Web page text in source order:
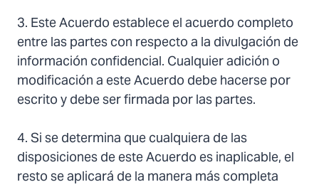
3. Este Acuerdo establece el acuerdo completo
entre las partes con respecto a la divulgación de
información confidencial. Cualquier adición o
modificación a este Acuerdo debe hacerse por
escrito y debe ser firmada por las partes.
4. Si se determina que cualquiera de las
disposiciones de este Acuerdo es inaplicable, el
resto se aplicará de la manera más completa